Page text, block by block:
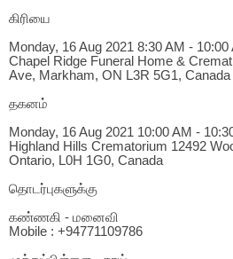
கிரியை
Monday, 16 Aug 2021 8:30 AM - 10:00
Chapel Ridge Funeral Home &
Ave, Markham, ON L3R 5G1, Canada
தகனம்
Monday, 16 Aug 2021 10:00 AM -
Highland Hills Crematorium 12492
Ontario, L0H 1G0, Canada
தொடர்புகளுக்கு
கண்ணகி - மனைவி
Mobile : +94771109786